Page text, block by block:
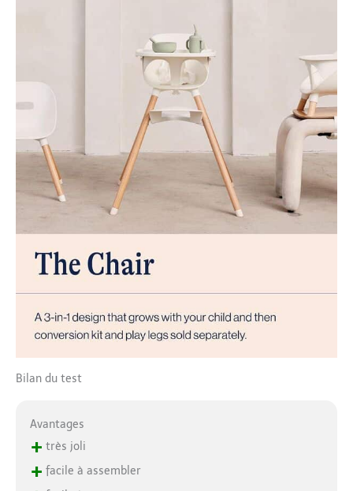
Bilan du test
Avantages
+ très joli
+ facile à assembler